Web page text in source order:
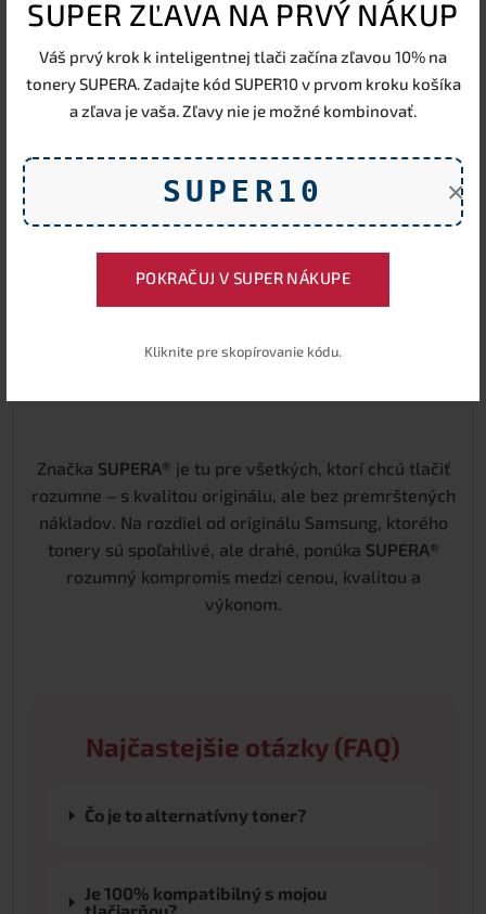
SUPER ZĽAVA NA PRVÝ NÁKUP
Váš prvý krok k inteligentnej tlači začína zľavou 10% na
tonery SUPERA. Zadajte kód SUPER10 v prvom kroku košíka
a zľava je vaša. Zľavy nie je možné kombinovať.
SUPER10
POKRAČUJ V SUPER NÁKUPE
Kliknite pre skopírovanie kódu.
×
Garancia kvality tlače ✔
✖
Vybavenie reklamácie do 24
hod.
✖
Značka SUPERA® je tu pre všetkých, ktorí chcú tlačiť
rozumne – s kvalitou originálu, ale bez premrštených
nákladov. Na rozdiel od originálu Samsung, ktorého
tonery sú spoľahlivé, ale drahé, ponúka SUPERA®
rozumný kompromis medzi cenou, kvalitou a
výkonom.
Najčastejšie otázky (FAQ)
Čo je to alternatívny toner?
Je 100% kompatibilný s mojou